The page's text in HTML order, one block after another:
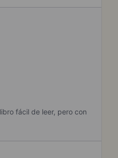
fácil de leer, pero con